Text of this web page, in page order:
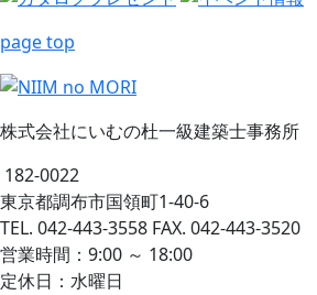
page top
株式会社にいむの杜一級建築士事務所
182-0022
東京都調布市国領町1-40-6
TEL. 042-443-3558 FAX. 042-443-3520
営業時間：9:00 ～ 18:00
定休日：水曜日